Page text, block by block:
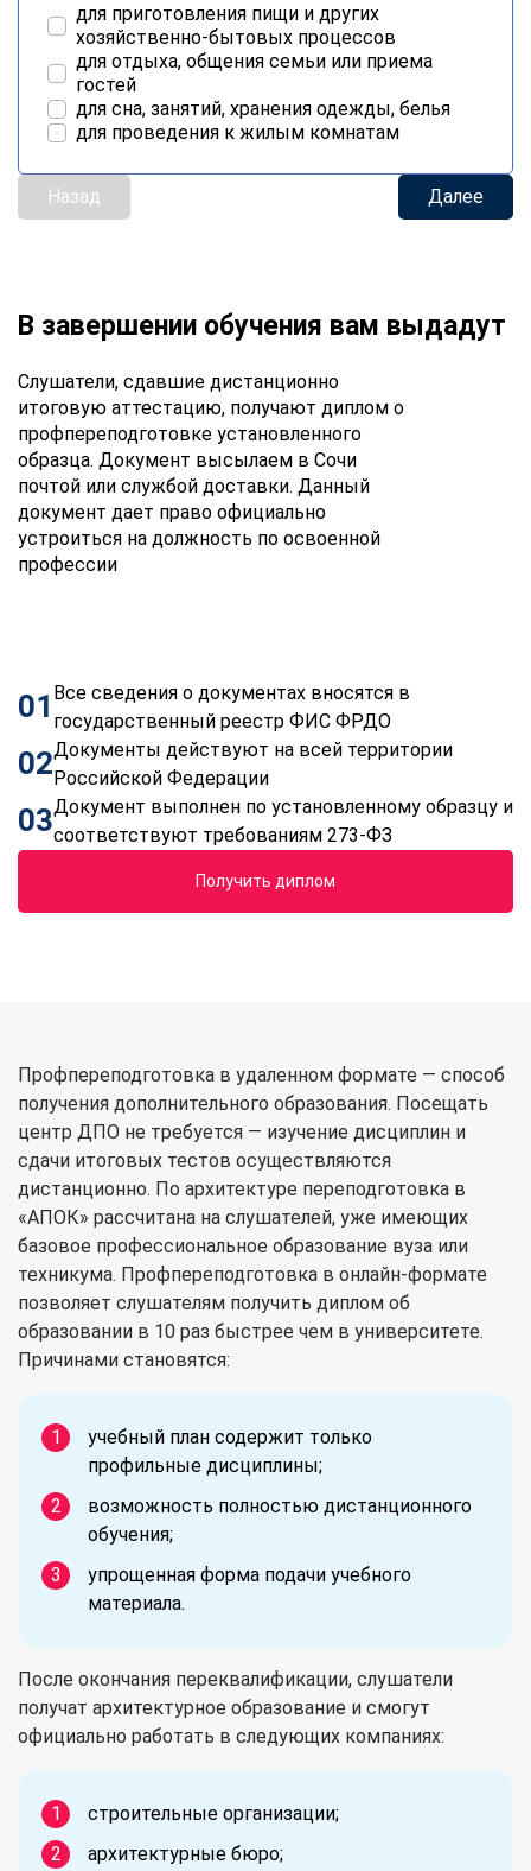
для приготовления пищи и других
хозяйственно-бытовых процессов
для отдыха, общения семьи или приема
гостей
для сна, занятий, хранения одежды, белья
для проведения к жилым комнатам
Назад Далее
В завершении обучения вам выдадут
Слушатели, сдавшие дистанционно
итоговую аттестацию, получают диплом о
профпереподготовке установленного
образца. Документ высылаем в Сочи
почтой или службой доставки. Данный
документ дает право официально
устроиться на должность по освоенной
профессии
01 Все сведения о документах вносятся в
государственный реестр ФИС ФРДО
02Документы действуют на всей территории
Российской Федерации
03Документ выполнен по установленному образцу и
соответствуют требованиям 273-ФЗ
Получить диплом
Профпереподготовка в удаленном формате — способ
получения дополнительного образования. Посещать
центр ДПО не требуется — изучение дисциплин и
сдачи итоговых тестов осуществляются
дистанционно. По архитектуре переподготовка в
«АПОК» рассчитана на слушателей, уже имеющих
базовое профессиональное образование вуза или
техникума. Профпереподготовка в онлайн-формате
позволяет слушателям получить диплом об
образовании в 10 раз быстрее чем в университете.
Причинами становятся:
учебный план содержит только
профильные дисциплины;
возможность полностью дистанционного
обучения;
упрощенная форма подачи учебного
материала.
После окончания переквалификации, слушатели
получат архитектурное образование и смогут
официально работать в следующих компаниях:
строительные организации;
архитектурные бюро;